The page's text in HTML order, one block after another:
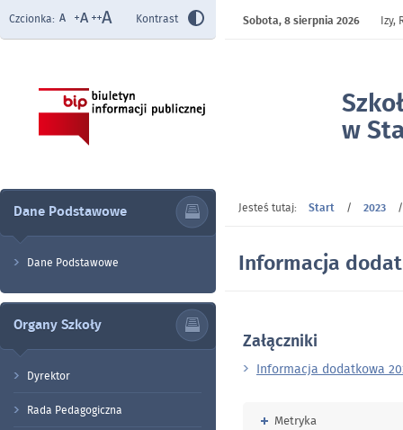
w
Czcionka: Kontrast Sobota,8 sierpnia 2026 Izy,
Dane Podstawowe
Dane Podstawowe
Organy Szkoły
Dyrektor
Rada Pedagogiczna
Jesteś tutaj: Start / 2023
Informacja
Załączniki
Informacja dodatkowa
Rozwiń
Metryka